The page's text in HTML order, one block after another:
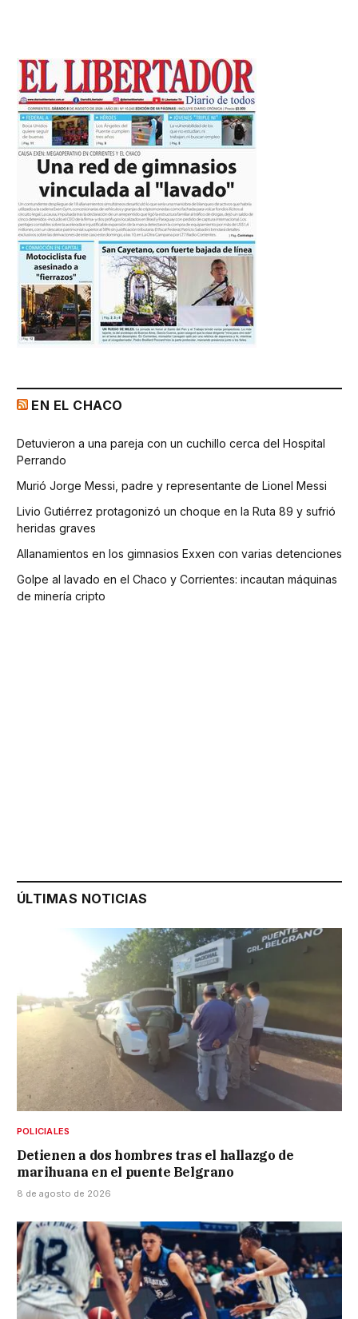
EN EL CHACO
Detuvieron a una pareja con un cuchillo cerca del Hospital
Perrando
Murió Jorge Messi, padre y representante de Lionel Messi
Livio Gutiérrez protagonizó un choque en la Ruta 89 y sufrió
heridas graves
Allanamientos en los gimnasios Exxen con varias detenciones
Golpe al lavado en el Chaco y Corrientes: incautan máquinas
de minería cripto
ÚLTIMAS NOTICIAS
POLICIALES
Detienen a dos hombres tras el hallazgo de
marihuana en el puente Belgrano
8 de agosto de 2026